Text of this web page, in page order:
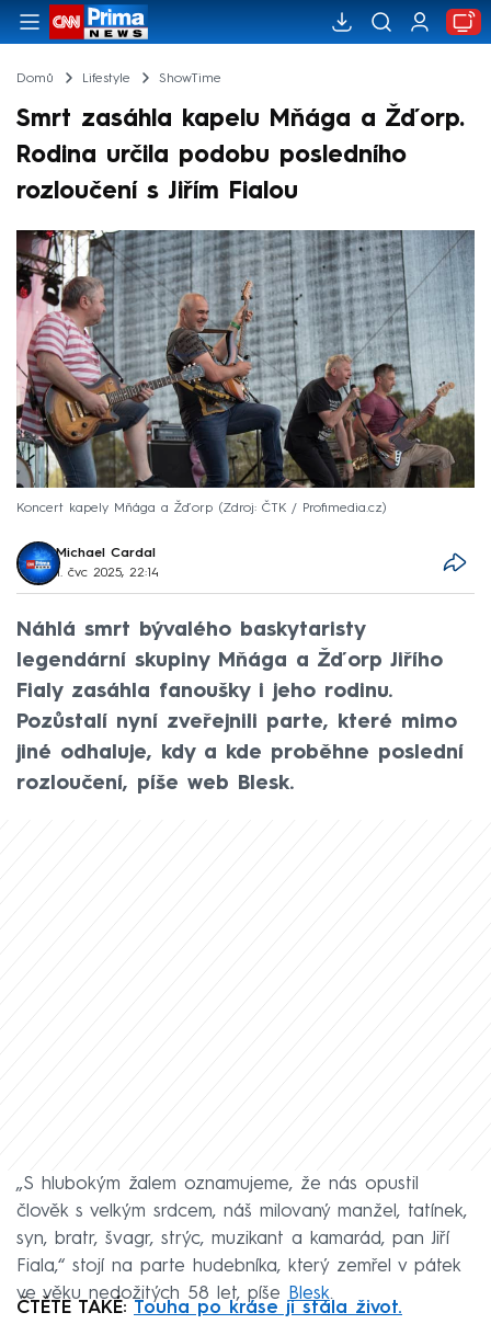
Domů Lifestyle ShowTime
Smrt zasáhla kapelu Mňága a Žďorp.
Rodina určila podobu posledního
rozloučení s Jiřím Fialou
Koncert kapely Mňága a Žďorp Zdroj: ČTK / Profimedia.cz
Michael Cardal
1. čvc 2025, 22:14
Náhlá smrt bývalého baskytaristy
legendární skupiny Mňága a Žďorp Jiřího
Fialy zasáhla fanoušky i jeho rodinu.
Pozůstalí nyní zveřejnili parte, které mimo
jiné odhaluje, kdy a kde proběhne poslední
rozloučení, píše web Blesk.
„S hlubokým žalem oznamujeme, že nás opustil
člověk s velkým srdcem, náš milovaný manžel, tatínek,
syn, bratr, švagr, strýc, muzikant a kamarád, pan Jiří
Fiala,“ stojí na parte hudebníka, který zemřel v pátek
ve věku nedožitých 58 let, píše
Blesk.
ČTĚTE TAKÉ: Touha po kráse ji stála život.